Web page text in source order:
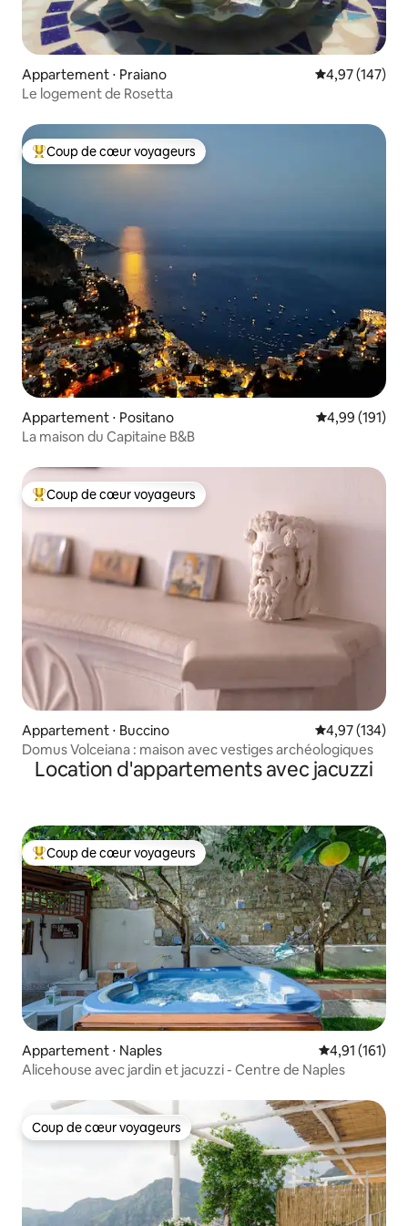
Appartement ⋅ Praiano Évaluation
4,97 (147)
Le logement de Rosetta
Coups de cœur voyageurs les plus appréciés
Coup de cœur voyageurs
Appartement ⋅ Positano Évaluation
4,99 (191)
La maison du Capitaine B&B
Coups de cœur voyageurs les plus appréciés
Coup de cœur voyageurs
Appartement ⋅ Buccino Évaluation
4,97 (134)
Domus Volceiana : maison avec vestiges archéologiques
Location d'appartements avec jacuzzi
Coups de cœur voyageurs les plus appréciés
Coup de cœur voyageurs
Appartement ⋅ Naples Évaluation
4,91 (161)
Alicehouse avec jardin et jacuzzi - Centre de Naples
Coup de cœur voyageurs
Coup de cœur voyageurs